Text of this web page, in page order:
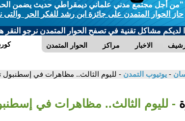
"من أجل مجتمع مدني علماني ديمقراطي حديث يضمن الحرية
حاز الحوار المتمدن على جائزة ابن رشد للفكر الحر والتى
لديكم مشاكل تقنية في تصفح الحوار المتمدن نرجو النقر
الحوار المتمدن مراكز الاخبار
- يوتيوب التمدن - لليوم الثالث.. مظاهرات في إسطنبول
- لليوم الثالث.. مظاهرات في